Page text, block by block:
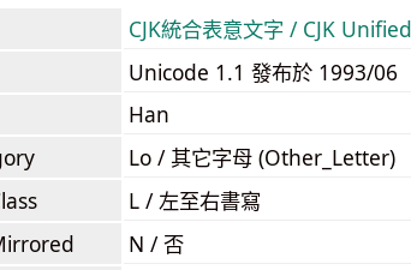
CJK統合表意文字 / CJK
Unicode 1.1 發布於 1993/06
Han
Lo / 其它字母 (Other_Letter)
L / 左至右書寫
N / 否